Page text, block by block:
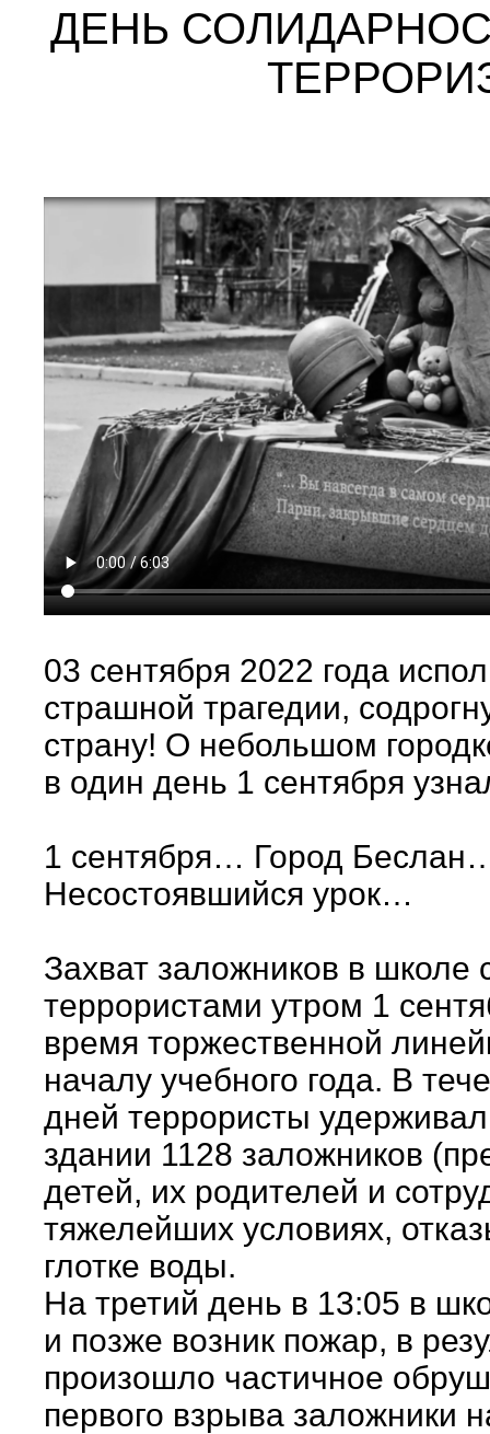
ДЕНЬ
03 сентября 2022 года
страшной трагедии,
страну! О небольшом
в один день 1 сентября
1 сентября… Город
Несостоявшийся урок…
Захват заложников в школе
террористами утром 1
время торжественной
началу учебного года. В
дней террористы
здании 1128 заложников
детей, их родителей и
тяжелейших условиях,
глотке воды.
На третий день в 13:05 в
и позже возник пожар, в
произошло частичное
первого взрыва заложники